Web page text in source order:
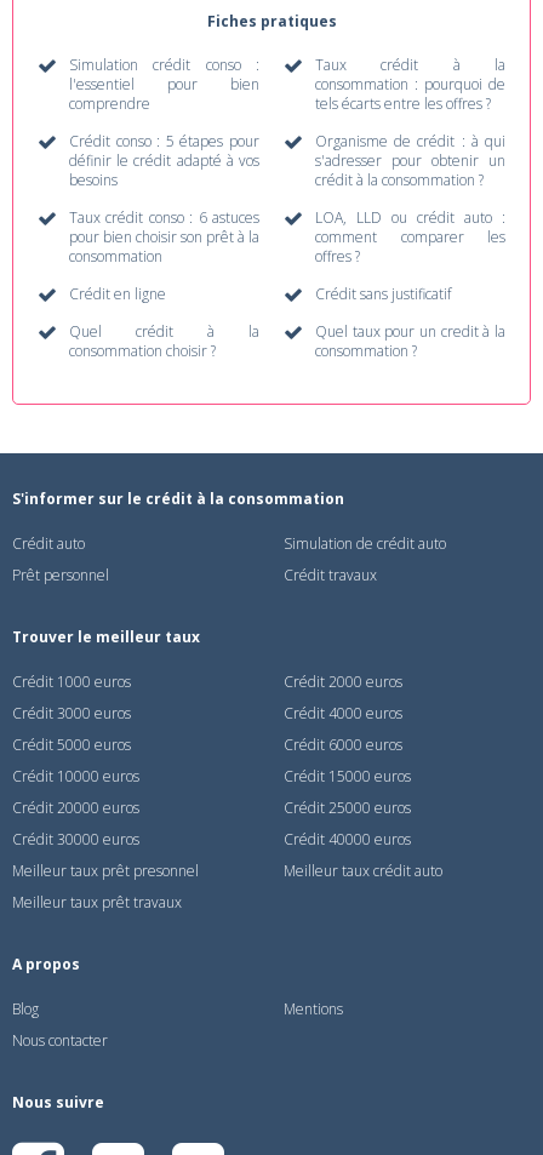
Fiches pratiques
Simulation crédit conso :
l'essentiel pour bien
comprendre
Taux crédit à la
consommation : pourquoi de
tels écarts entre les offres ?
Crédit conso : 5 étapes pour
définir le crédit adapté à vos
besoins
Organisme de crédit : à qui
s'adresser pour obtenir un
crédit à la consommation ?
Taux crédit conso : 6 astuces
pour bien choisir son prêt à la
consommation
LOA, LLD ou crédit auto :
comment comparer les
offres ?
Crédit en ligne
Crédit sans justificatif
Quel crédit à la
consommation choisir ?
Quel taux pour un credit à la
consommation ?
S'informer sur le crédit à la consommation
Crédit auto
Simulation de crédit auto
Prêt personnel
Crédit travaux
Trouver le meilleur taux
Crédit 1000 euros
Crédit 2000 euros
Crédit 3000 euros
Crédit 4000 euros
Crédit 5000 euros
Crédit 6000 euros
Crédit 10000 euros
Crédit 15000 euros
Crédit 20000 euros
Crédit 25000 euros
Crédit 30000 euros
Crédit 40000 euros
Meilleur taux prêt presonnel
Meilleur taux crédit auto
Meilleur taux prêt travaux
A propos
Blog
Mentions
Nous contacter
Nous suivre